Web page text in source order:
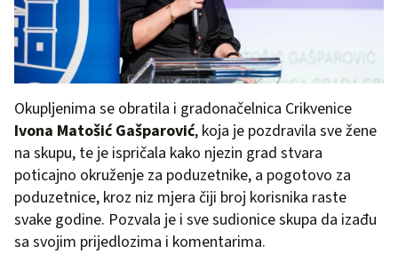
Okupljenima se obratila i gradonačelnica Crikvenice
Ivona Matošić Gašparović, koja je pozdravila sve žene
na skupu, te je ispričala kako njezin grad stvara
poticajno okruženje za poduzetnike, a pogotovo za
poduzetnice, kroz niz mjera čiji broj korisnika raste
svake godine. Pozvala je i sve sudionice skupa da izađu
sa svojim prijedlozima i komentarima.